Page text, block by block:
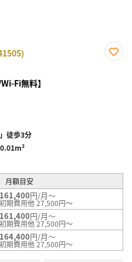
Fi無料】
徒歩3分
月額目安
161,400円/月～
初期費用他 27,500円～
161,400円/月～
初期費用他 27,500円～
164,400円/月～
初期費用他 27,500円～